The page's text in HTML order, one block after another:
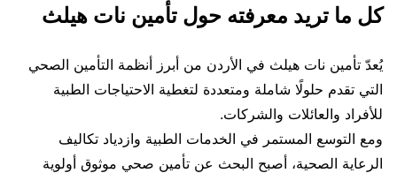
كل ما تريد معرفته حول تأمين نات هيلث
يُعدّ تأمين نات هيلث في الأردن من أبرز أنظمة التأمين الصحي
التي تقدم حلولًا شاملة ومتعددة لتغطية الاحتياجات الطبية
للأفراد والعائلات والشركات.
ومع التوسع المستمر في الخدمات الطبية وازدياد تكاليف
الرعاية الصحية، أصبح البحث عن تأمين صحي موثوق أولوية